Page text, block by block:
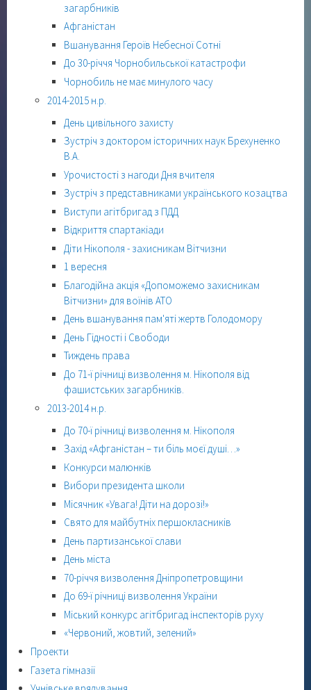
загарбників
Афганістан
Вшанування Героїв Небесної Сотні
До 30-річчя Чорнобильської катастрофи
Чорнобиль не має минулого часу
2014-2015 н.р.
День цивільного захисту
Зустріч з доктором історичних наук Брехуненко
В.А.
Урочистості з нагоди Дня вчителя
Зустріч з представниками українського козацтва
Виступи агітбригад з ПДД
Відкриття спартакіади
Діти Нікополя - захисникам Вітчизни
1 вересня
Благодійна акція «Допоможемо захисникам
Вітчизни» для воїнів АТО
День вшанування пам'яті жертв Голодомору
День Гідності і Свободи
Тиждень права
До 71-ї річниці визволення м. Нікополя від
фашистських загарбників.
2013-2014 н.р.
До 70-ї річниці визволення м. Нікополя
Захід «Афганістан – ти біль моєї душі…»
Конкурси малюнків
Вибори президента школи
Місячник «Увага! Діти на дорозі!»
Свято для майбутніх першокласників
День партизанської слави
День міста
70-річчя визволення Дніпропетровщини
До 69-ї річниці визволення України
Міський конкурс агітбригад інспекторів руху
«Червоний, жовтий, зелений»
Проекти
Газета гімназії